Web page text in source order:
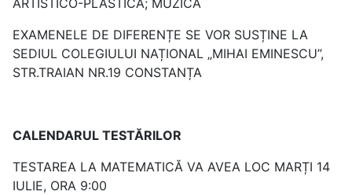
ARTISTICO-PLASTICĂ; MUZICĂ
EXAMENELE DE DIFERENȚE SE VOR SUSȚINE LA
SEDIUL COLEGIULUI NAȚIONAL „MIHAI EMINESCU”,
STR.TRAIAN NR.19 CONSTANȚA
CALENDARUL TESTĂRILOR
TESTAREA LA MATEMATICĂ VA AVEA LOC MARȚI 14
IULIE, ORA 9:00